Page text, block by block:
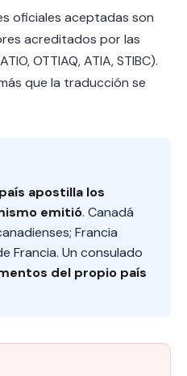
oficiales aceptadas son
acreditados por las
OTTIAQ, ATIA, STIBC).
que la traducción se
apostilla los
emitió. Canadá
Francia
Francia. Un consulado
del propio país